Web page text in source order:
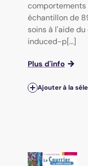
échantillon de
soins à l'aide
induced-p[...]
Plus d'info
Ajouter à la